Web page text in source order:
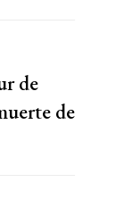
de
de